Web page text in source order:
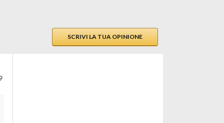
SCRIVI LA TUA OPINIONE